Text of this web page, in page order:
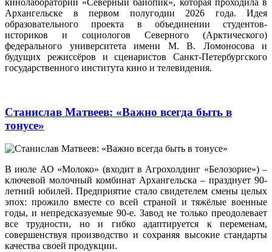
Архангельске в первом полугодии 2026 года. Идея
образовательного проекта в объединении студентов-
историков и социологов Северного (Арктического)
федерального университета имени М. В. Ломоносова и
будущих режиссёров и сценаристов Санкт-Петербургского
государственного института кино и телевидения.
Станислав Матвеев: «Важно всегда быть в
тонусе»
В июле АО «Молоко» (входит в Агрохолдинг «Белозорие») –
ключевой молочный комбинат Архангельска – празднует 90-
летний юбилей. Предприятие стало свидетелем смены целых
эпох: прожило вместе со всей страной и тяжёлые военные
годы, и непредсказуемые 90‑е. Завод не только преодолевает
все трудности, но и гибко адаптируется к переменам,
совершенствуя производство и сохраняя высокие стандарты
качества своей продукции.